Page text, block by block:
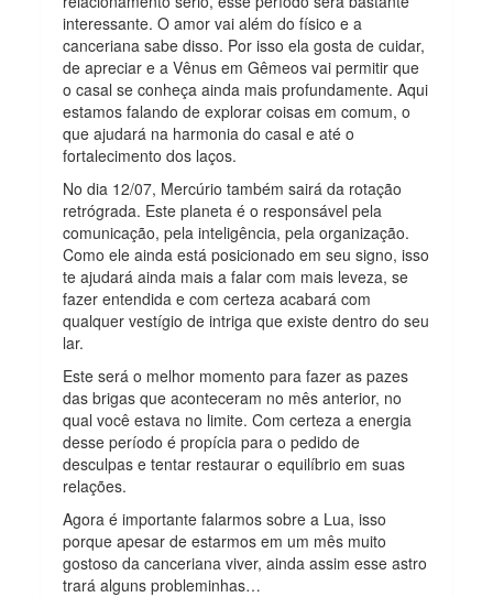
interessante. O amor vai além do físico e a
canceriana sabe disso. Por isso ela gosta de cuidar,
de apreciar e a Vênus em Gêmeos vai permitir que
o casal se conheça ainda mais profundamente. Aqui
estamos falando de explorar coisas em comum, o
que ajudará na harmonia do casal e até o
fortalecimento dos laços.
No dia 12/07, Mercúrio também sairá da rotação
retrógrada. Este planeta é o responsável pela
comunicação, pela inteligência, pela organização.
Como ele ainda está posicionado em seu signo, isso
te ajudará ainda mais a falar com mais leveza, se
fazer entendida e com certeza acabará com
qualquer vestígio de intriga que existe dentro do seu
lar.
Este será o melhor momento para fazer as pazes
das brigas que aconteceram no mês anterior, no
qual você estava no limite. Com certeza a energia
desse período é propícia para o pedido de
desculpas e tentar restaurar o equilíbrio em suas
relações.
Agora é importante falarmos sobre a Lua, isso
porque apesar de estarmos em um mês muito
gostoso da canceriana viver, ainda assim esse astro
trará alguns probleminhas…